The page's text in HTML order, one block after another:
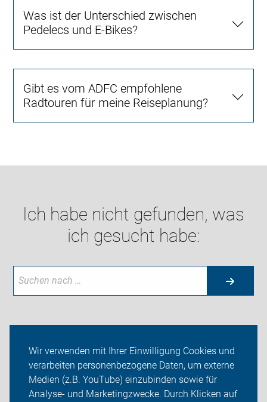
Wir verwenden mit Ihrer Einwilligung Cookies und
verarbeiten personenbezogene Daten, um externe
Medien (z.B. YouTube) einzubinden sowie für
Analyse- und Marketingzwecke. Durch Klicken auf
Was ist der Unterschied zwischen
Pedelecs und E-Bikes?
Gibt es vom ADFC empfohlene
Radtouren für meine Reiseplanung?
Ich habe nicht gefunden, was
ich gesucht habe:
Themen
ADFC Oranienburg